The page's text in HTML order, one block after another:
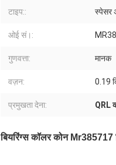
टाइप:: स्पेसर
ओई सं।:
गुणवत्ता: मानक
वज़न: 0.19
प्रमुखता देना: QRL
बियरिंग्स कॉलर कोन